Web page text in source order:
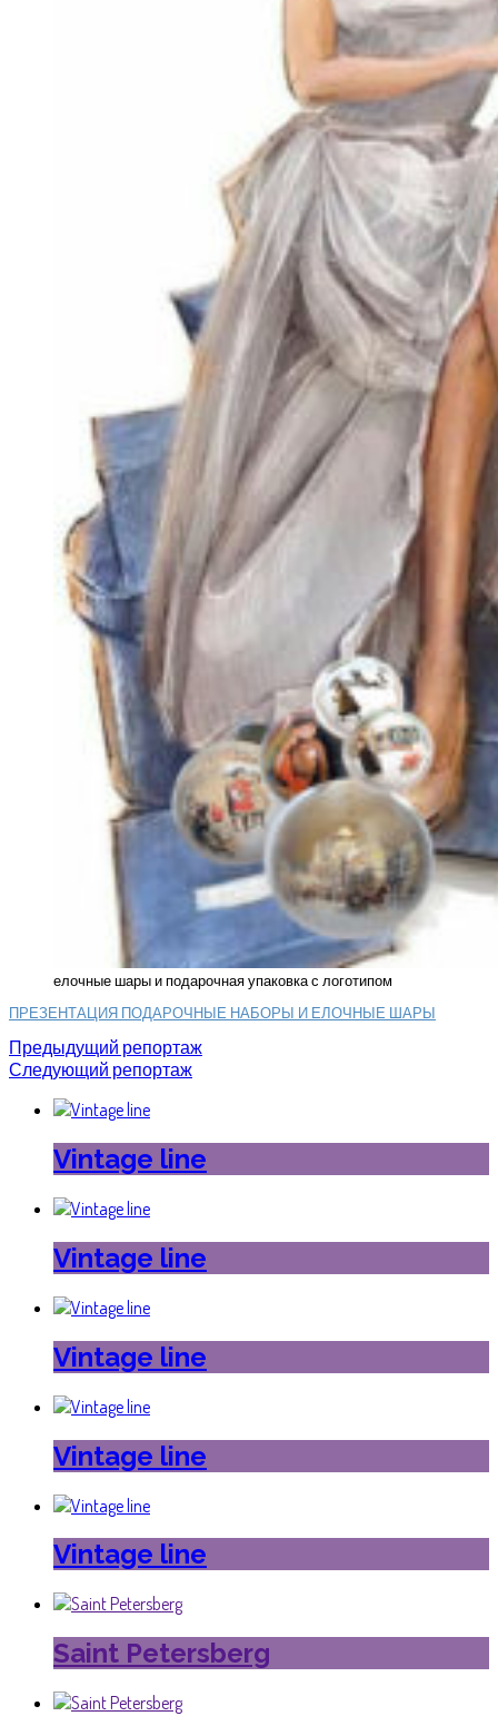
елочные шары и подарочная упаковка с логотипом
ПРЕЗЕНТАЦИЯ ПОДАРОЧНЫЕ НАБОРЫ И ЕЛОЧНЫЕ ШАРЫ
Предыдущий репортаж
Следующий репортаж
Vintage line
Vintage line
Vintage line
Vintage line
Vintage line
Saint Petersberg